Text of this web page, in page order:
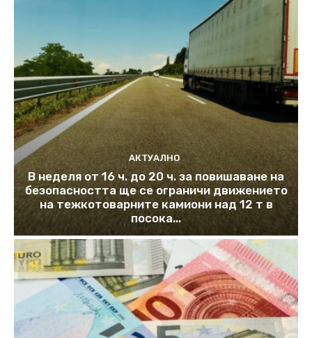
АКТУАЛНО
В неделя от 16 ч. до 20 ч. за повишаване на
безопасността ще се ограничи движението
на тежкотоварните камиони над 12 т в
посока...